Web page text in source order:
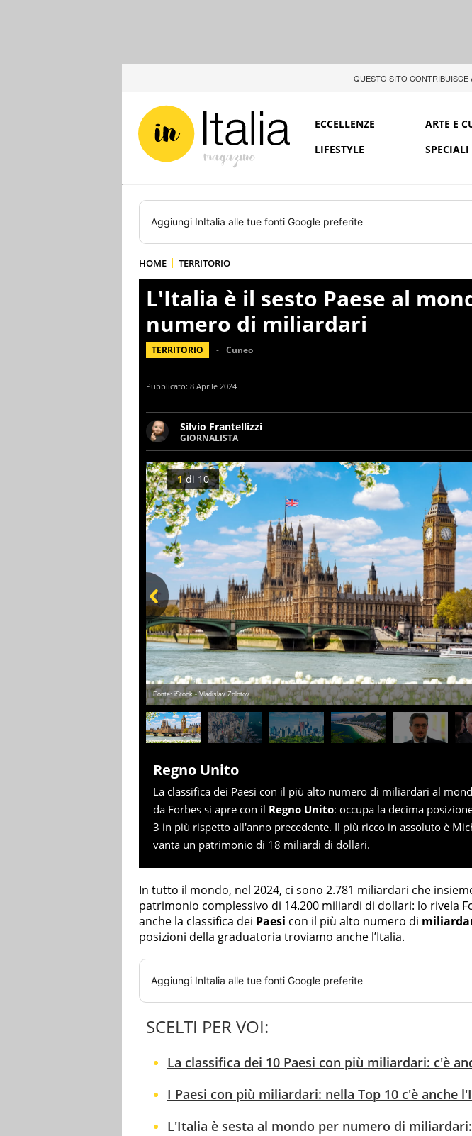
QUESTO SITO CONTRIBUISCE
ECCELLENZE ARTE E
LIFESTYLE
SPECIALI
Aggiungi InItalia alle tue fonti Google preferite
HOME TERRITORIO
L'Italia è il sesto Paese al
numero di miliardari
TERRITORIO Cuneo
Pubblicato: 8 Aprile 2024
Silvio Frantellizzi
GIORNALISTA
Giornalista pubblicista. Da oltre dieci anni si occupa di
scrivendo di sport, attualità, cronaca, motori, spettacolo e
Fonte: iStock - Vladislav Zolotov
Prev
1di 10
Regno Unito
La classifica dei Paesi con il più alto numero di miliardari al
da Forbes si apre con il Regno Unito: occupa la decima
3 in più rispetto all'anno precedente. Il più ricco in assoluto è
vanta un patrimonio di 18 miliardi di dollari.
In tutto il mondo, nel 2024, ci sono 2.781 miliardari che
patrimonio complessivo di 14.200 miliardi di dollari: lo rivela
anche la classifica dei Paesi con il più alto numero di
posizioni della graduatoria troviamo anche l’Italia.
Aggiungi InItalia alle tue fonti Google preferite
SCELTI PER VOI:
La classifica dei 10 Paesi con più miliardari: c'è
I Paesi con più miliardari: nella Top 10 c'è anche
L'Italia è sesta al mondo per numero di